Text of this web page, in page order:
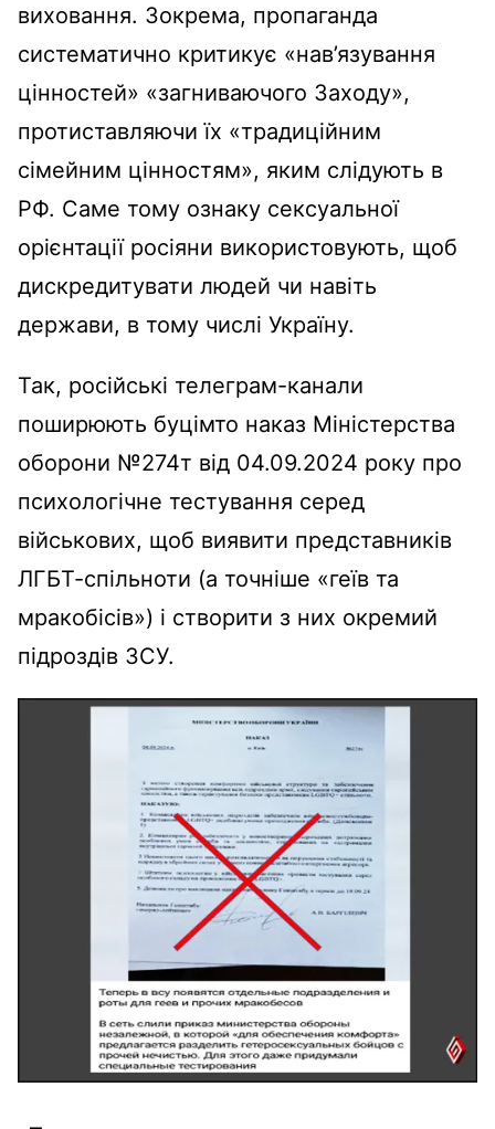
виховання. Зокрема, пропаганда
систематично критикує «нав’язування
цінностей» «загниваючого Заходу»,
протиставляючи їх «традиційним
сімейним цінностям», яким слідують в
РФ. Саме тому ознаку сексуальної
орієнтації росіяни використовують, щоб
дискредитувати людей чи навіть
держави, в тому числі Україну.
Так, російські телеграм-канали
поширюють буцімто наказ Міністерства
оборони №274т від 04.09.2024 року про
психологічне тестування серед
військових, щоб виявити представників
ЛГБТ-спільноти (а точніше «геїв та
мракобісів») і створити з них окремий
підроздів ЗСУ.